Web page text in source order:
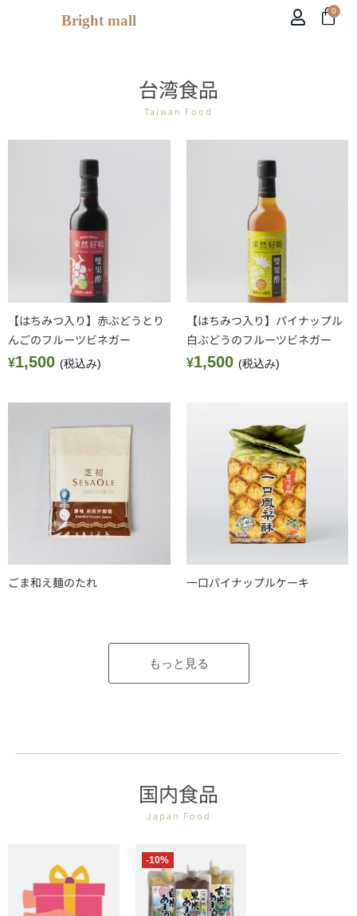
Bright mall
0
台湾食品
Taiwan Food
【はちみつ入り】赤ぶどうとり
んごのフルーツビネガー
¥1,500 (税込み)
【はちみつ入り】パイナップル
白ぶどうのフルーツビネガー
¥1,500 (税込み)
ごま和え麺のたれ 一口パイナップルケーキ
もっと見る
国内食品
Japan Food
-10%